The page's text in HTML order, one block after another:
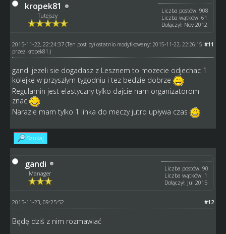
kropek81
Tutejszy
Liczba postów: 908
Liczba wątków: 61
Dołączył: Nov 2012
#11
2015-11-22, 22:24:37 (Ten post był ostatnio modyfikowany: 2015-11-22, 22:26:15
przez kropek81 .)
gandi jezeli sie dogadasz z Lesznem to mozecie odjechac 1
kolejke w przyszłym tygodniu i tez bedzie dobrze
Regulamin jest elastyczny tylko dajcie nam organizatorom
znac
Narazie mam tylko 1 linka do meczy jutro upływa czas
Szukaj
gandi
Manager
Liczba postów: 90
Liczba wątków: 1
Dołączył: Jul 2015
#12
2015-11-23, 09:25:52
Będę dziś z nim rozmawiać